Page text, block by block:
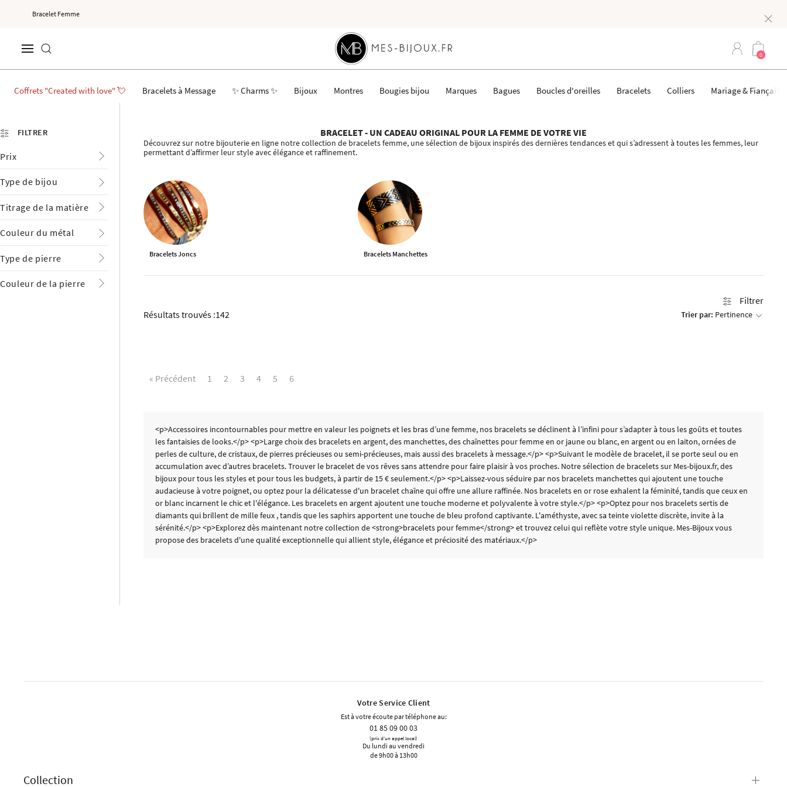
Bracelet Femme
0
Coffrets "Created with love" 💘 Bracelets à Message ✨ Charms ✨ Bijoux Montres Bougies bijou Marques Bagues Boucles d'oreilles Bracelets Colliers Mariage &
FILTRER
Prix
Type de bijou
Titrage de la matière
Couleur du métal
Type de pierre
Couleur de la pierre
BRACELET - UN CADEAU ORIGINAL POUR LA FEMME DE VOTRE VIE
Découvrez sur notre bijouterie en ligne notre collection de bracelets femme, une sélection de bijoux inspirés des dernières tendances et qui s’adressent à toutes les femmes, leur
permettant d’affirmer leur style avec élégance et raffinement.
Bracelets Joncs Bracelets Manchettes
Filtrer
Résultats trouvés :142 Trier par: Pertinence
« Précédent 1 2 3 4 5 6
<p>Accessoires incontournables pour mettre en valeur les poignets et les bras d’une femme, nos bracelets se déclinent à l’infini pour s’adapter à tous les goûts et toutes
les fantaisies de looks.</p> <p>Large choix des bracelets en argent, des manchettes, des chaînettes pour femme en or jaune ou blanc, en argent ou en laiton, ornées de
perles de culture, de cristaux, de pierres précieuses ou semi-précieuses, mais aussi des bracelets à message.</p> <p>Suivant le modèle de bracelet, il se porte seul ou en
accumulation avec d’autres bracelets. Trouver le bracelet de vos rêves sans attendre pour faire plaisir à vos proches. Notre sélection de bracelets sur Mes-bijoux.fr, des
bijoux pour tous les styles et pour tous les budgets, à partir de 15 € seulement.</p> <p>Laissez-vous séduire par nos bracelets manchettes qui ajoutent une touche
audacieuse à votre poignet, ou optez pour la délicatesse d'un bracelet chaîne qui offre une allure raffinée. Nos bracelets en or rose exhalent la féminité, tandis que ceux en
or blanc incarnent le chic et l'élégance. Les bracelets en argent ajoutent une touche moderne et polyvalente à votre style.</p> <p>Optez pour nos bracelets sertis de
diamants qui brillent de mille feux , tandis que les saphirs apportent une touche de bleu profond captivante. L'améthyste, avec sa teinte violette discrète, invite à la
sérénité.</p> <p>Explorez dès maintenant notre collection de <strong>bracelets pour femme</strong> et trouvez celui qui reflète votre style unique. Mes-Bijoux vous
propose des bracelets d'une qualité exceptionnelle qui allient style, élégance et préciosité des matériaux.</p>
Votre Service Client
Est à votre écoute par téléphone au:
01 85 09 00 03
(prix d'un appel local)
Du lundi au vendredi
de 9h00 à 13h00
Collection